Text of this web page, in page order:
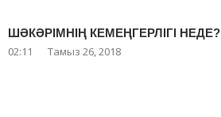
ШӘКӘРІМНІҢ КЕМЕҢГЕРЛІГІ НЕДЕ?
02:11 Тамыз 26, 2018